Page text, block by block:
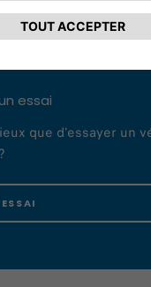
essai
que d'essayer un